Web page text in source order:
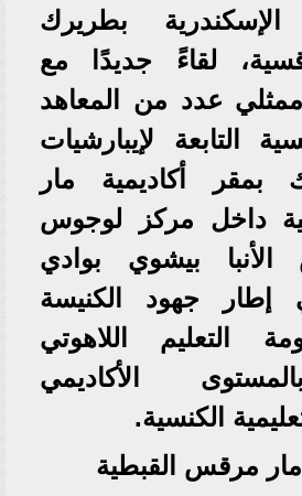
الإسكندرية بطريرك
لقاءً جديدًا مع
عدد من المعاهد
التابعة لإيبارشيات
بمقر أكاديمية مار
داخل مركز لوجوس
الأنبا بيشوي بوادي
إطار جهود الكنيسة
التعليم اللاهوتي
الأكاديمي
الكنسية.
مار مرقس القبطية